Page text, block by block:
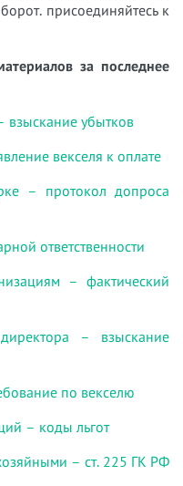
присоединяйтесь к
за последнее
взыскание убытков
векселя к оплате
– протокол допроса
ответственности
– фактический
– взыскание
по векселю
– коды льгот
– ст. 225 ГК РФ